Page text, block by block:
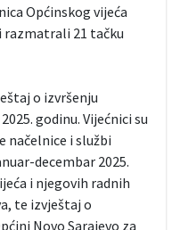
Općinskog vijeća
razmatrali 21 tačku
o izvršenju
godinu. Vijećnici su
načelnice i službi
decembar 2025.
i njegovih radnih
te izvještaj o
Novo Sarajevo za